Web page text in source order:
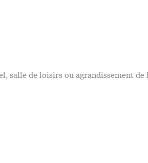
salle de loisirs ou agrandissement de